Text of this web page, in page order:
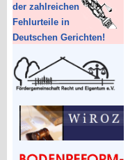
der zahlreichen
Fehlurteile in
Deutschen Gerichten!